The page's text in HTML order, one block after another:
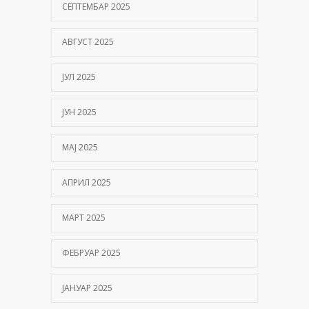
СЕПТЕМБАР 2025
АВГУСТ 2025
ЈУЛ 2025
ЈУН 2025
МАЈ 2025
АПРИЛ 2025
МАРТ 2025
ФЕБРУАР 2025
ЈАНУАР 2025